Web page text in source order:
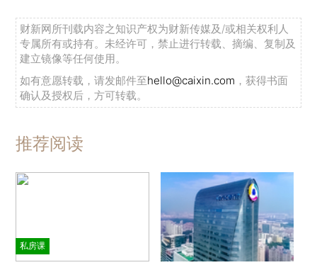
财新网所刊载内容之知识产权为财新传媒及/或相关权利人
专属所有或持有。未经许可，禁止进行转载、摘编、复制及
建立镜像等任何使用。
如有意愿转载，请发邮件至hello@caixin.com ，获得书面
确认及授权后，方可转载。
推荐阅读
私房课